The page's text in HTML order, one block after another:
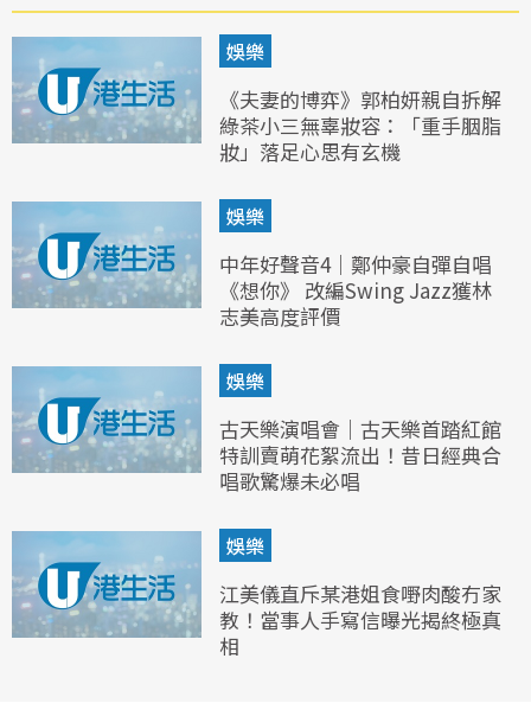
娛樂
《夫妻的博弈》郭柏妍親自拆解
綠茶小三無辜妝容：「重手胭脂
妝」落足心思有玄機
娛樂
中年好聲音4｜鄭仲豪自彈自唱
《想你》 改編Swing Jazz獲林
志美高度評價
娛樂
古天樂演唱會｜古天樂首踏紅館
特訓賣萌花絮流出！昔日經典合
唱歌驚爆未必唱
娛樂
江美儀直斥某港姐食嘢肉酸冇家
教！當事人手寫信曝光揭終極真
相